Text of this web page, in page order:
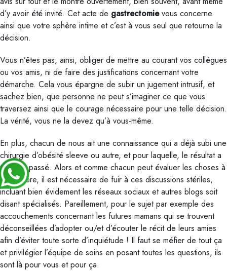
d’y avoir été invité. Cet acte de gastrectomievous concerne
ainsi que votre sphère intime et c’est à vous seul que retourne la
décision.
Vous n’êtes pas, ainsi, obliger de mettre au courant vos collègues
ou vos amis, ni de faire des justifications concernant votre
démarche. Cela vous épargne de subir un jugement intrusif, et
sachez bien, que personne ne peut s’imaginer ce que vous
traversez ainsi que le courage nécessaire pour une telle décision.
La vérité, vous ne la devez qu’à vous-même.
En plus, chacun de nous ait une connaissance qui a déjà subi une
chirurgie d’obésité sleeve ou autre, et pour laquelle, le résultat a
très mal passé. Alors et comme chacun peut évaluer les choses à
sa manière, il est nécessaire de fuir à ces discussions stériles,
incluant bien évidement les réseaux sociaux et autres blogs soit
disant spécialisés. Pareillement, pour le sujet par exemple des
accouchements concernant les futures mamans qui se trouvent
déconseillées d’adopter ou/et d’écouter le récit de leurs amies
afin d’éviter toute sorte d’inquiétude ! Il faut se méfier de tout ça
et privilégier l’équipe de soins en posant toutes les questions, ils
sont là pour vous et pour ça.